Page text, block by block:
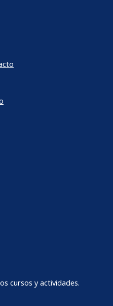
cursos y actividades.